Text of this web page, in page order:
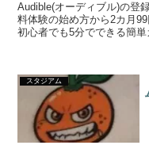
Audible(オーディブル)の登
料体験の始め方から2カ月
初心者でも5分でできる簡単
スタジアム